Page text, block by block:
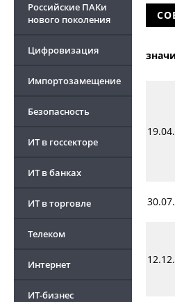
Российские ПАКи
нового поколения
Цифровизация
Импортозамещение
Безопасность
ИТ в госсекторе
ИТ в банках
ИТ в торговле
Телеком
Интернет
ИТ-бизнес